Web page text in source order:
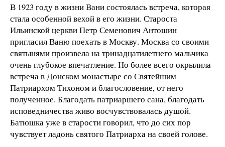
В 1923 году в жизни Вани состоялась встреча, которая
стала особенной вехой в его жизни. Староста
Ильинской церкви Петр Семенович Антошин
пригласил Ваню поехать в Москву. Москва со своими
святынями произвела на тринадцатилетнего мальчика
очень глубокое впечатление. Но более всего окрылила
встреча в Донском монастыре со Святейшим
Патриархом Тихоном и благословение, от него
полученное. Благодать патриаршего сана, благодать
исповедничества живо восчувствовалась душой.
Батюшка уже в старости говорил, что до сих пор
чувствует ладонь святого Патриарха на своей голове.